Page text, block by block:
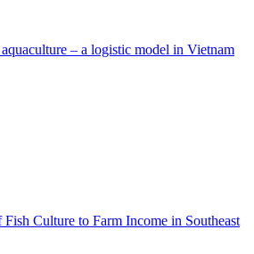
– a logistic model in Vietnam
Culture to Farm Income in Southeast